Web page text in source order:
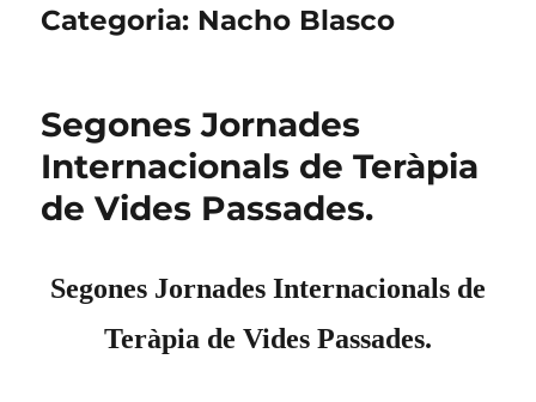
Categoria: Nacho Blasco
Segones Jornades
Internacionals de Teràpia
de Vides Passades.
Segones Jornades Internacionals de
Teràpia de Vides Passades.